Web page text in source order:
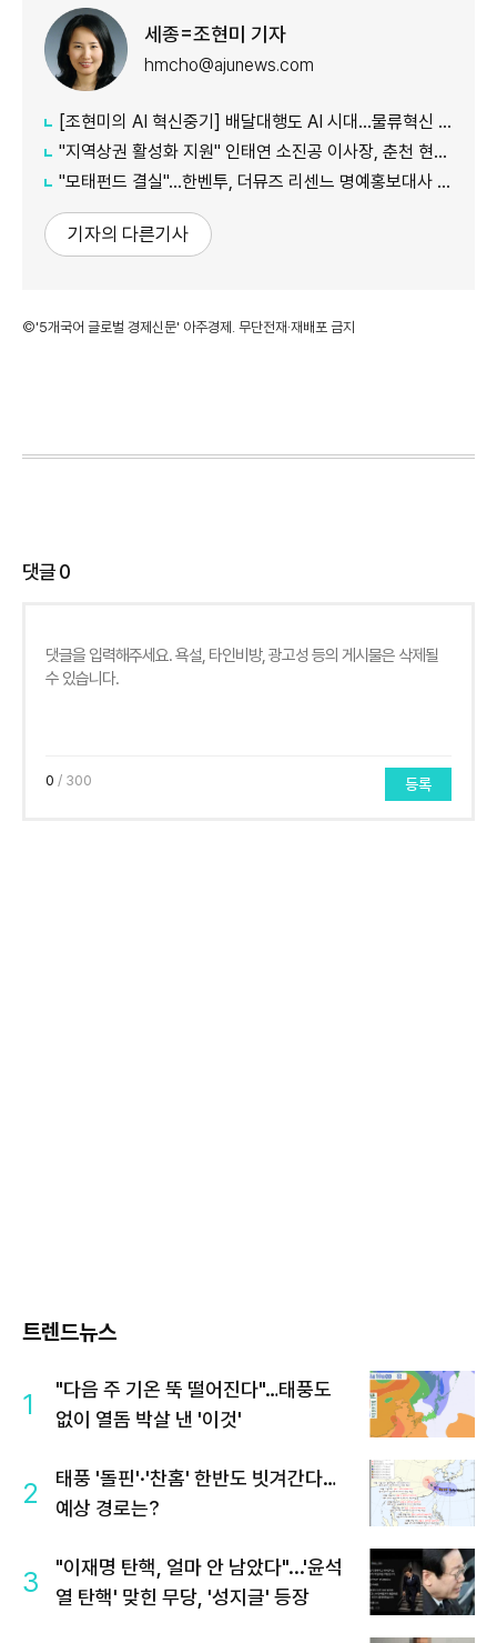
세종=조현미 기자
hmcho@ajunews.com
[조현미의 AI 혁신중기] 배달대행도 AI 시대…물류혁신 선도하는 부릉
"지역상권 활성화 지원" 인태연 소진공 이사장, 춘천 현장방문
"모태펀드 결실"…한벤투, 더뮤즈 리센느 명예홍보대사 임명
기자의 다른기사
©'5개국어 글로벌 경제신문' 아주경제. 무단전재·재배포 금지
댓글0
0 / 300 등록
트렌드뉴스
1
"다음 주 기온 뚝 떨어진다"…태풍도
없이 열돔 박살 낸 '이것'
2
태풍 '돌핀'·'찬홈' 한반도 빗겨간다…
예상 경로는?
3
"이재명 탄핵, 얼마 안 남았다"...'윤석
열 탄핵' 맞힌 무당, '성지글' 등장